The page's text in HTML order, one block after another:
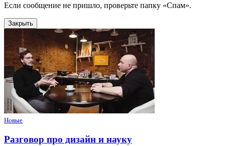
Если сообщение не пришло, проверьте папку «Спам».
Закрыть
Новые
Разговор про дизайн и науку